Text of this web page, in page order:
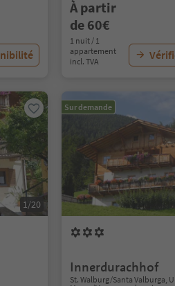
À partir
de 60€
1 nuit / 1
appartement
incl. TVA
1/20
Sur demande
Innerdurachhof
St. Walburg/Santa Valburga,